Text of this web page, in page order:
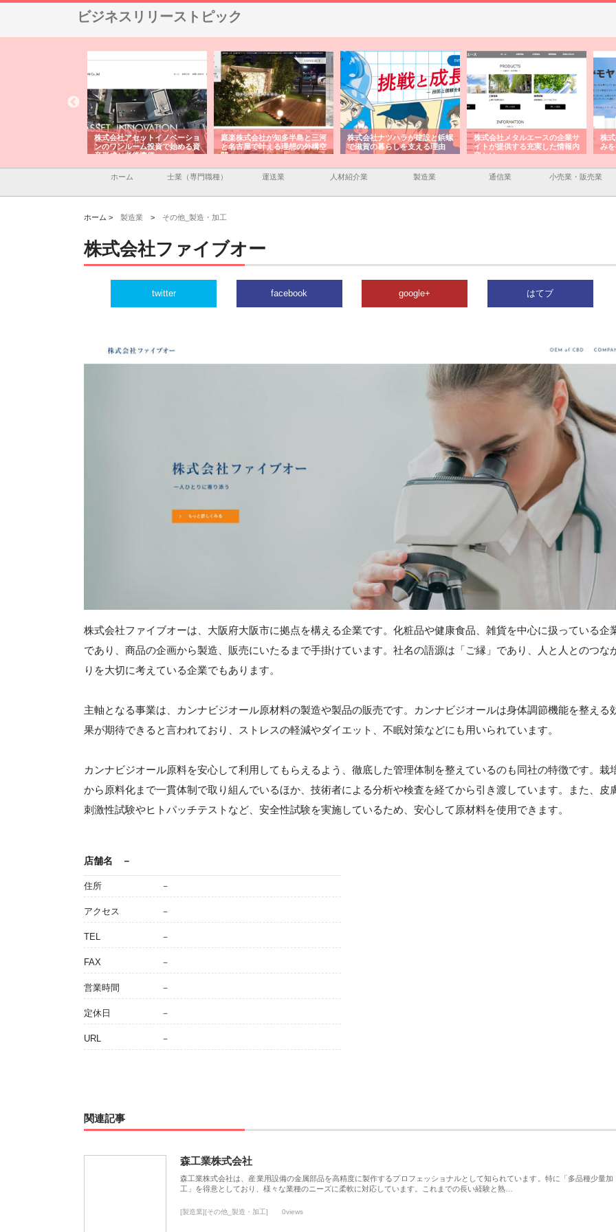
ビジネスリリーストピック
株式会社アセットイノベーショ
ンのワンルーム投資で始める資
産形成と老後準備
庭楽株式会社が知多半島と三河
と名古屋で叶える理想の外構空
間
株式会社ナツハラが建設と鋲螺
で滋賀の暮らしを支える理由
株式会社メタルエースの企業サ
イトが提供する充実した情報内
容とは
株
み
ホーム 士業（専門職種） 運送業 人材紹介業 製造業 通信業 小売業・販売業
ホーム > 製造業 > その他_製造・加工
株式会社ファイブオー
twitter facebook google+ はてブ
株式会社ファイブオーは、大阪府大阪市に拠点を構える企業です。化粧品や健康食品、雑貨を中心に扱っている企
であり、商品の企画から製造、販売にいたるまで手掛けています。社名の語源は「ご縁」であり、人と人とのつな
りを大切に考えている企業でもあります。
主軸となる事業は、カンナビジオール原材料の製造や製品の販売です。カンナビジオールは身体調節機能を整える
果が期待できると言われており、ストレスの軽減やダイエット、不眠対策などにも用いられています。
カンナビジオール原料を安心して利用してもらえるよう、徹底した管理体制を整えているのも同社の特徴です。栽
から原料化まで一貫体制で取り組んでいるほか、技術者による分析や検査を経てから引き渡しています。また、皮
刺激性試験やヒトパッチテストなど、安全性試験を実施しているため、安心して原材料を使用できます。
店舗名 －
住所 －
アクセス －
TEL －
FAX －
営業時間 －
定休日 －
URL －
関連記事
森工業株式会社
森工業株式会社は、産業用設備の金属部品を高精度に製作するプロフェッショナルとして知られています。特に「多品種少量加
工」を得意としており、様々な業種のニーズに柔軟に対応しています。これまでの長い経験と熟…
[製造業][その他_製造・加工] 0views